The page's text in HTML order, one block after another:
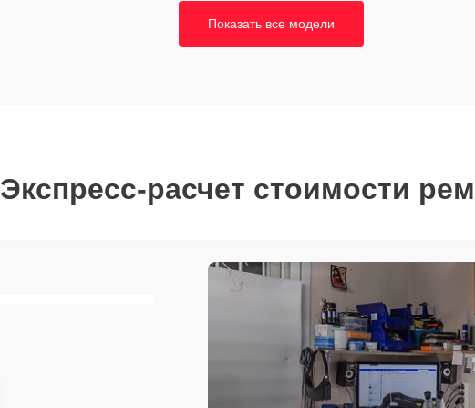
Показать все модели
Экспресс-расчет стоимости